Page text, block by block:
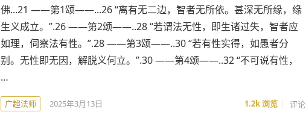
佛...21 ——第1颂——...26 “离有无二边，智者无所依。甚深无所缘，缘
生义成立。”.26 ——第2颂——..28 “若谓法无性，即生诸过失，智者应
如理，伺察法有性。”.28 ——第3颂——..30 “若有性实得，如愚者分
别。无性即无因，解脱义何立。”.30 ——第4颂——..32 “不可说有性，
…
广超法师 2025年3月13日 1.2k浏览 评论